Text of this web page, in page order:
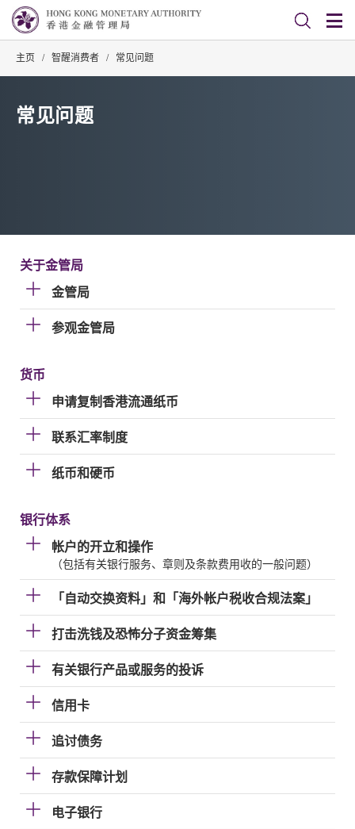
主页 / 智醒消费者 / 常见问题
常见问题
关于金管局
金管局
参观金管局
货币
申请复制香港流通纸币
联系汇率制度
纸币和硬币
银行体系
帐户的开立和操作
（包括有关银行服务、章则及条款费用收的一般问题）
「自动交换资料」和「海外帐户税收合规法案」
打击洗钱及恐怖分子资金筹集
有关银行产品或服务的投诉
信用卡
追讨债务
存款保障计划
电子银行